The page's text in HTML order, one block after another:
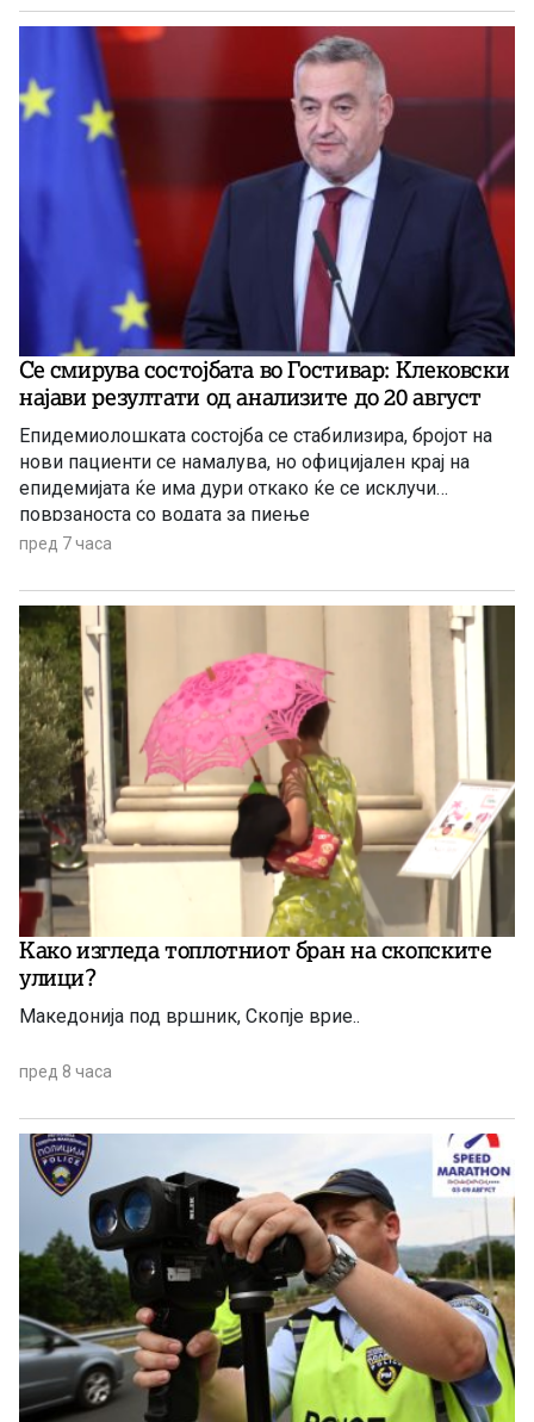
Се смирува состојбата во Гостивар: Клековски
најави резултати од анализите до 20 август
Епидемиолошката состојба се стабилизира, бројот на
нови пациенти се намалува, но официјален крај на
епидемијата ќе има дури откако ќе се исклучи
поврзаноста со водата за пиење
пред 7 часа
Како изгледа топлотниот бран на скопските
улици?
Македонија под вршник, Скопје врие..
пред 8 часа